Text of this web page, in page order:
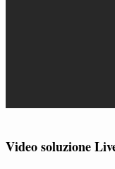
Video soluzione